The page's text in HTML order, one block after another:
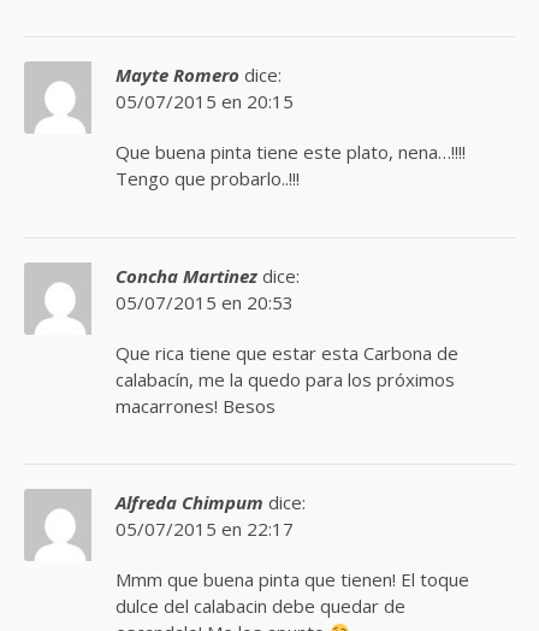
Mayte Romero dice:
05/07/2015 en 20:15
Que buena pinta tiene este plato, nena…!!!!
Tengo que probarlo..!!!
Concha Martinez dice:
05/07/2015 en 20:53
Que rica tiene que estar esta Carbona de
calabacín, me la quedo para los próximos
macarrones! Besos
Alfreda Chimpum dice:
05/07/2015 en 22:17
Mmm que buena pinta que tienen! El toque
dulce del calabacin debe quedar de